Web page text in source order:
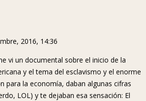
2016, 14:36
vi un documental sobre el inicio de la
y el tema del esclavismo y el enorme
para la economía, daban algunas cifras
LOL) y te dejaban esa sensación: El